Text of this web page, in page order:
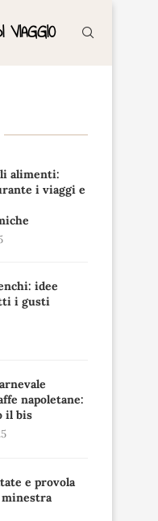
VIAGGIO
alimenti:
i viaggi e
idee
i gusti
napoletane:
il bis
e provola
minestra